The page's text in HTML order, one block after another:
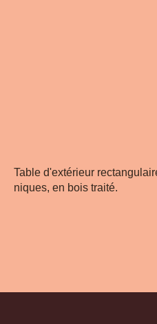
Table d'extérieur
niques, en bois traité.